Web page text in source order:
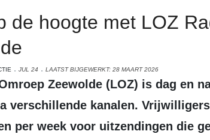
de hoogte met LOZ
JUL 24 LAATST BIJGEWERKT: 28 MAART 2026
verschillende kanalen.
per week voor uitzendingen die